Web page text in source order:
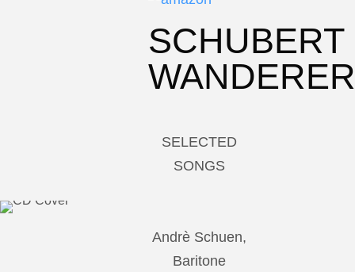
SCHUBERT
WANDERER
SELECTED
SONGS
Andrè Schuen,
Baritone